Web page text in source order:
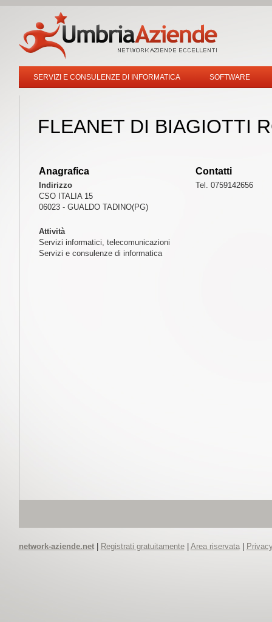
SERVIZI E CONSULENZE DI INFORMATICA SOFTWARE
FLEANET DI BIAGIOTTI
Anagrafica
Indirizzo
CSO ITALIA 15
06023 - GUALDO TADINO(PG)
Contatti
Tel. 0759142656
Attività
Servizi informatici, telecomunicazioni
Servizi e consulenze di informatica
network-aziende.net| Registrati gratuitamente| Area riservata|